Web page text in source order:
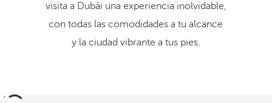
visita a Dubái una experiencia inolvidable,
con todas las comodidades a tu alcance
y la ciudad vibrante a tus pies.